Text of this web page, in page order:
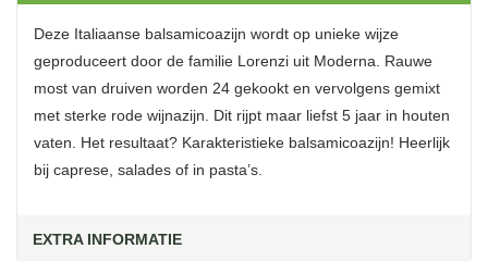
Deze Italiaanse balsamicoazijn wordt op unieke wijze
geproduceert door de familie Lorenzi uit Moderna. Rauwe
most van druiven worden 24 gekookt en vervolgens gemixt
met sterke rode wijnazijn. Dit rijpt maar liefst 5 jaar in houten
vaten. Het resultaat? Karakteristieke balsamicoazijn! Heerlijk
bij caprese, salades of in pasta’s.
EXTRA INFORMATIE